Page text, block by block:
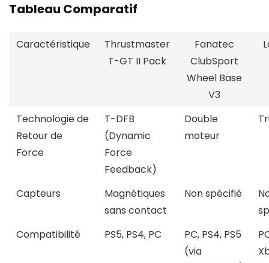
Tableau Comparatif
Caractéristique
Thrustmaster
T-GT II Pack
Fanatec
ClubSport
Wheel Base
V3
Technologie de
Retour de
Force
T-DFB
(Dynamic
Force
Feedback)
Double
moteur
Capteurs
Magnétiques
sans contact
Non spécifié
Compatibilité
PS5, PS4, PC
PC, PS4, PS5
(via